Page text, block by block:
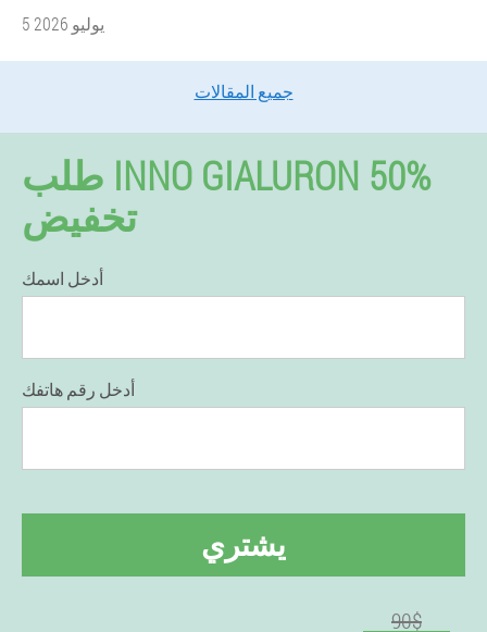
5 يوليو 2026
جميع المقالات
طلب INNO GIALURON 50%
تخفيض
أدخل اسمك
أدخل رقم هاتفك
يشتري
90$